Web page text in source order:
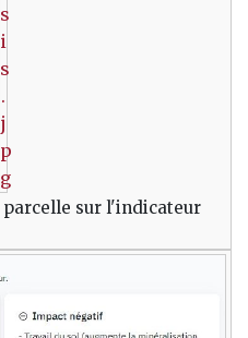
s
i
s
.
j
p
g
sur l'indicateur